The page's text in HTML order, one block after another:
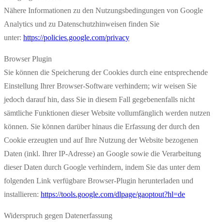
Nähere Informationen zu den Nutzungsbedingungen von Google
Analytics und zu Datenschutzhinweisen finden Sie
unter: https://policies.google.com/privacy
Browser Plugin
Sie können die Speicherung der Cookies durch eine entsprechende
Einstellung Ihrer Browser-Software verhindern; wir weisen Sie
jedoch darauf hin, dass Sie in diesem Fall gegebenenfalls nicht
sämtliche Funktionen dieser Website vollumfänglich werden nutzen
können. Sie können darüber hinaus die Erfassung der durch den
Cookie erzeugten und auf Ihre Nutzung der Website bezogenen
Daten (inkl. Ihrer IP-Adresse) an Google sowie die Verarbeitung
dieser Daten durch Google verhindern, indem Sie das unter dem
folgenden Link verfügbare Browser-Plugin herunterladen und
installieren: https://tools.google.com/dlpage/gaoptout?hl=de
Widerspruch gegen Datenerfassung